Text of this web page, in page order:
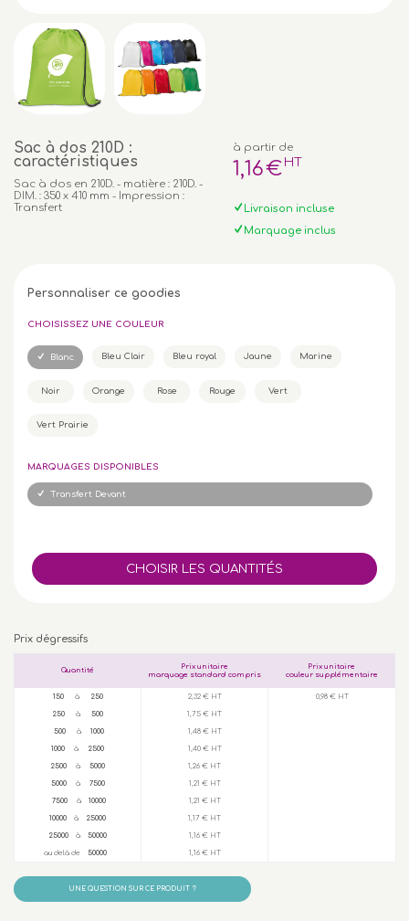
Sac à dos 210D :
caractéristiques
Sac à dos en 210D. - matière : 210D. -
DIM. : 350 x 410 mm - Impression :
Transfert
à partir de
1,16€ HT
Livraison incluse
Marquage inclus
Personnaliser ce goodies
CHOISISSEZ UNE COULEUR
Blanc Bleu Clair Bleu royal Jaune Marine
Noir Orange Rose Rouge Vert
Vert Prairie
MARQUAGES DISPONIBLES
Transfert Devant
Prix dégressifs
Quantité
Prix unitaire
marquage standard compris
Prix unitaire
couleur supplémentaire
150à 250 2,32 € HT 0,98 € HT
250 à 500 1,75 € HT
500à 1000 1,48 € HT
1000 à 2500 1,40 € HT
2500 à 5000 1,26 € HT
5000à 7500 1,21 € HT
7500à 10000 1,21 € HT
10000 à 25000 1,17 € HT
25000 à 50000 1,16 € HT
au delà de 50000 1,16 € HT
UNE QUESTION SUR CE PRODUIT ?